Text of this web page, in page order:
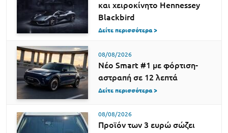
και χειροκίνητο Hennessey
Blackbird
Δείτε περισσότερα >
08/08/2026
Νέο Smart #1 με φόρτιση-
αστραπή σε 12 λεπτά
Δείτε περισσότερα >
08/08/2026
Προϊόν των 3 ευρώ σώζει